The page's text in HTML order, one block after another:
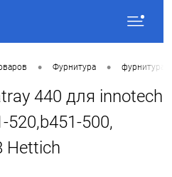
• Фурнитура • фурнитура
440 для innotech
520,b451-500,
Hettich